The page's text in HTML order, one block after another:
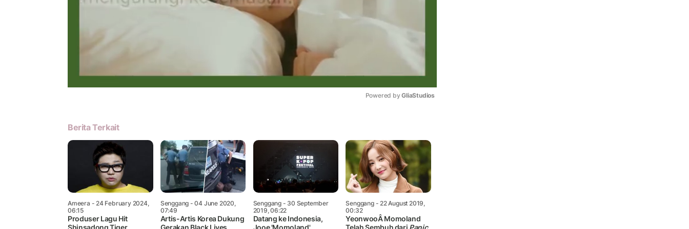
Powered by GliaStudios
Berita Terkait
Ameera - 24 February 2024,
06:15
Produser Lagu Hit
Senggang - 04 June 2020,
07:49
Artis-Artis Korea Dukung
Senggang- 30 September
2019, 06:22
Datang ke Indonesia,
Senggang- 22 August 2019,
00:32
YeonwooÂ Momoland